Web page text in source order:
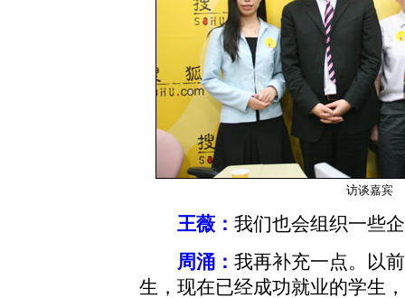
访谈嘉宾
王薇： 我们也会组织一些
周涌： 我再补充一点。以
生，现在已经成功就业的学生